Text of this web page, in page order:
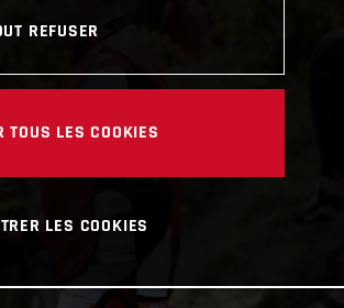
REFUSER
TOUS LES COOKIES
LES COOKIES